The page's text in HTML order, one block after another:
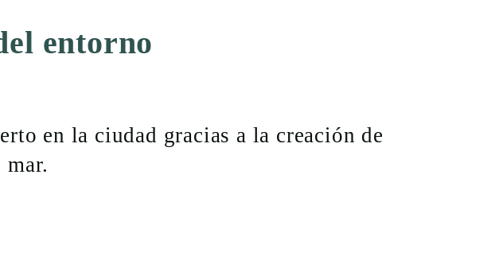
entorno
en la ciudad gracias a la creación de
mar.